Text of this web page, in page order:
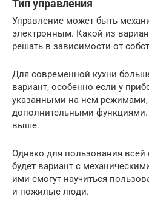
Тип управления
Управление может быть
электронным. Какой из
решать в зависимости от
Для современной кухни
вариант, особенно если у
указанными на нем
дополнительными
выше.
Однако для пользования
будет вариант с
ими смогут научиться
и пожилые люди.